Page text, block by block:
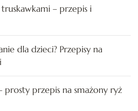
– przepis i
dla dzieci? Przepisy na
prosty przepis na smażony ryż